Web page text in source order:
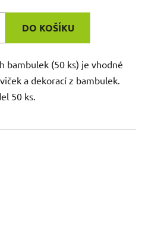
DO KOŠÍKU
bambulek (50 ks) je vhodné
a dekorací z bambulek.
50 ks.